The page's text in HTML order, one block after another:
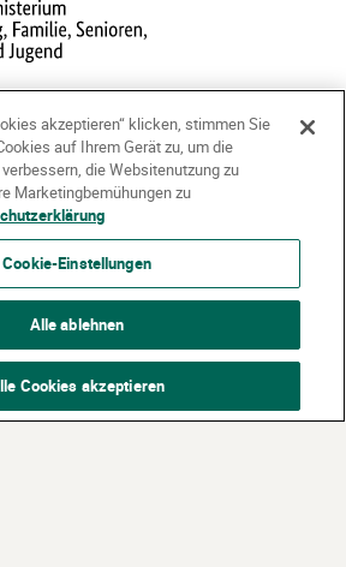
forschen. Alle Rechte vorbehalten.
Impressum
akzeptieren“ klicken, stimmen Sie
auf Ihrem Gerät zu, um die
die Websitenutzung zu
Marketingbemühungen zu
Cookie-Einstellungen
Alle ablehnen
Cookies akzeptieren